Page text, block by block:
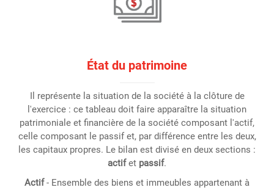
État du patrimoine
Il représente la situation de la société à la clôture de
l'exercice : ce tableau doit faire apparaître la situation
patrimoniale et financière de la société composant l'actif,
celle composant le passif et, par différence entre les deux,
les capitaux propres. Le bilan est divisé en deux sections :
actifet passif.
Actif- Ensemble des biens et immeubles appartenant à